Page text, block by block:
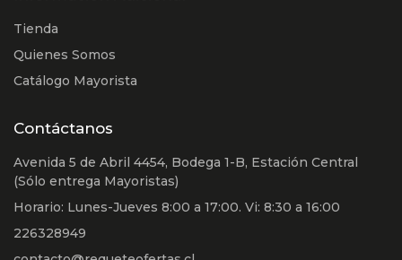
Tienda
Quienes Somos
Catálogo Mayorista
Contáctanos
Avenida 5 de Abril 4454, Bodega 1-B, Estación Central
(Sólo entrega Mayoristas)
Horario: Lunes-Jueves 8:00 a 17:00. Vi: 8:30 a 16:00
226328949